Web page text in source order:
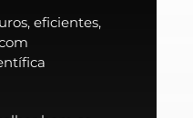
eficientes,